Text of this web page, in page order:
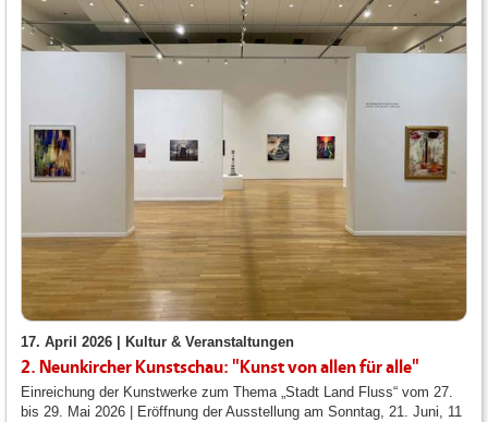
17. April 2026 | Kultur & Veranstaltungen
2. Neunkircher Kunstschau: "Kunst von allen für alle"
Einreichung der Kunstwerke zum Thema „Stadt Land Fluss“ vom 27.
bis 29. Mai 2026 | Eröffnung der Ausstellung am Sonntag, 21. Juni, 11